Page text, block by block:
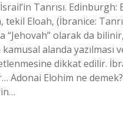
Tanrısı.
Eloah, (İbranice:
“Jehovah” olarak da
kamusal alanda
dikkat edilir.
Elohim ne demek?